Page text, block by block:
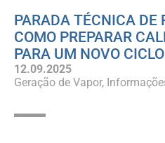
PARADA TÉCNICA DE
COMO PREPARAR
PARA UM NOVO
12.09.2025
Geração de Vapor